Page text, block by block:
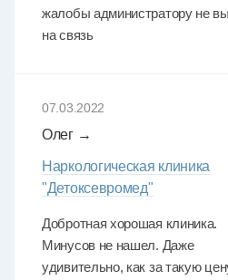
жалобы администратору не
на связь
07.03.2022
Олег →
Наркологическая клиника
"Детоксевромед"
Добротная хорошая клиника.
Минусов не нашел. Даже
удивительно, как за такую